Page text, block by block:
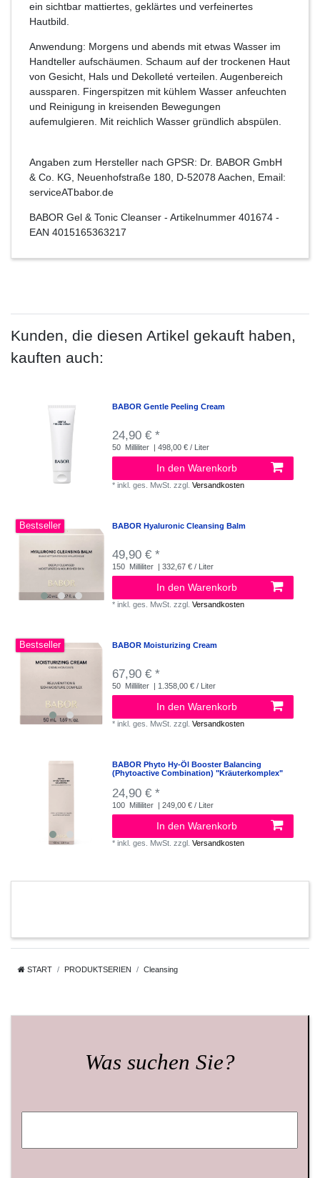
ein sichtbar mattiertes, geklärtes und verfeinertes
Hautbild.
Anwendung: Morgens und abends mit etwas Wasser im
Handteller aufschäumen. Schaum auf der trockenen Haut
von Gesicht, Hals und Dekolleté verteilen. Augenbereich
aussparen. Fingerspitzen mit kühlem Wasser anfeuchten
und Reinigung in kreisenden Bewegungen
aufemulgieren. Mit reichlich Wasser gründlich abspülen.
Angaben zum Hersteller nach GPSR: Dr. BABOR GmbH
& Co. KG, Neuenhofstraße 180, D-52078 Aachen, Email:
serviceATbabor.de
BABOR Gel & Tonic Cleanser - Artikelnummer 401674 -
EAN 4015165363217
Kunden, die diesen Artikel gekauft haben,
kauften auch:
BABOR Gentle Peeling Cream
24,90 € *
50 Milliliter | 498,00 € / Liter
In den Warenkorb
*inkl. ges. MwSt. zzgl.Versandkosten
Bestseller BABOR Hyaluronic Cleansing Balm
49,90 € *
150 Milliliter | 332,67 € / Liter
In den Warenkorb
*inkl. ges. MwSt. zzgl.Versandkosten
Bestseller BABOR Moisturizing Cream
67,90 € *
50 Milliliter | 1.358,00 € / Liter
In den Warenkorb
*inkl. ges. MwSt. zzgl.Versandkosten
BABOR Phyto Hy-Öl Booster Balancing
(Phytoactive Combination) "Kräuterkomplex"
24,90 € *
100 Milliliter | 249,00 € / Liter
In den Warenkorb
*inkl. ges. MwSt. zzgl.Versandkosten
START PRODUKTSERIEN Cleansing
Was suchen Sie?